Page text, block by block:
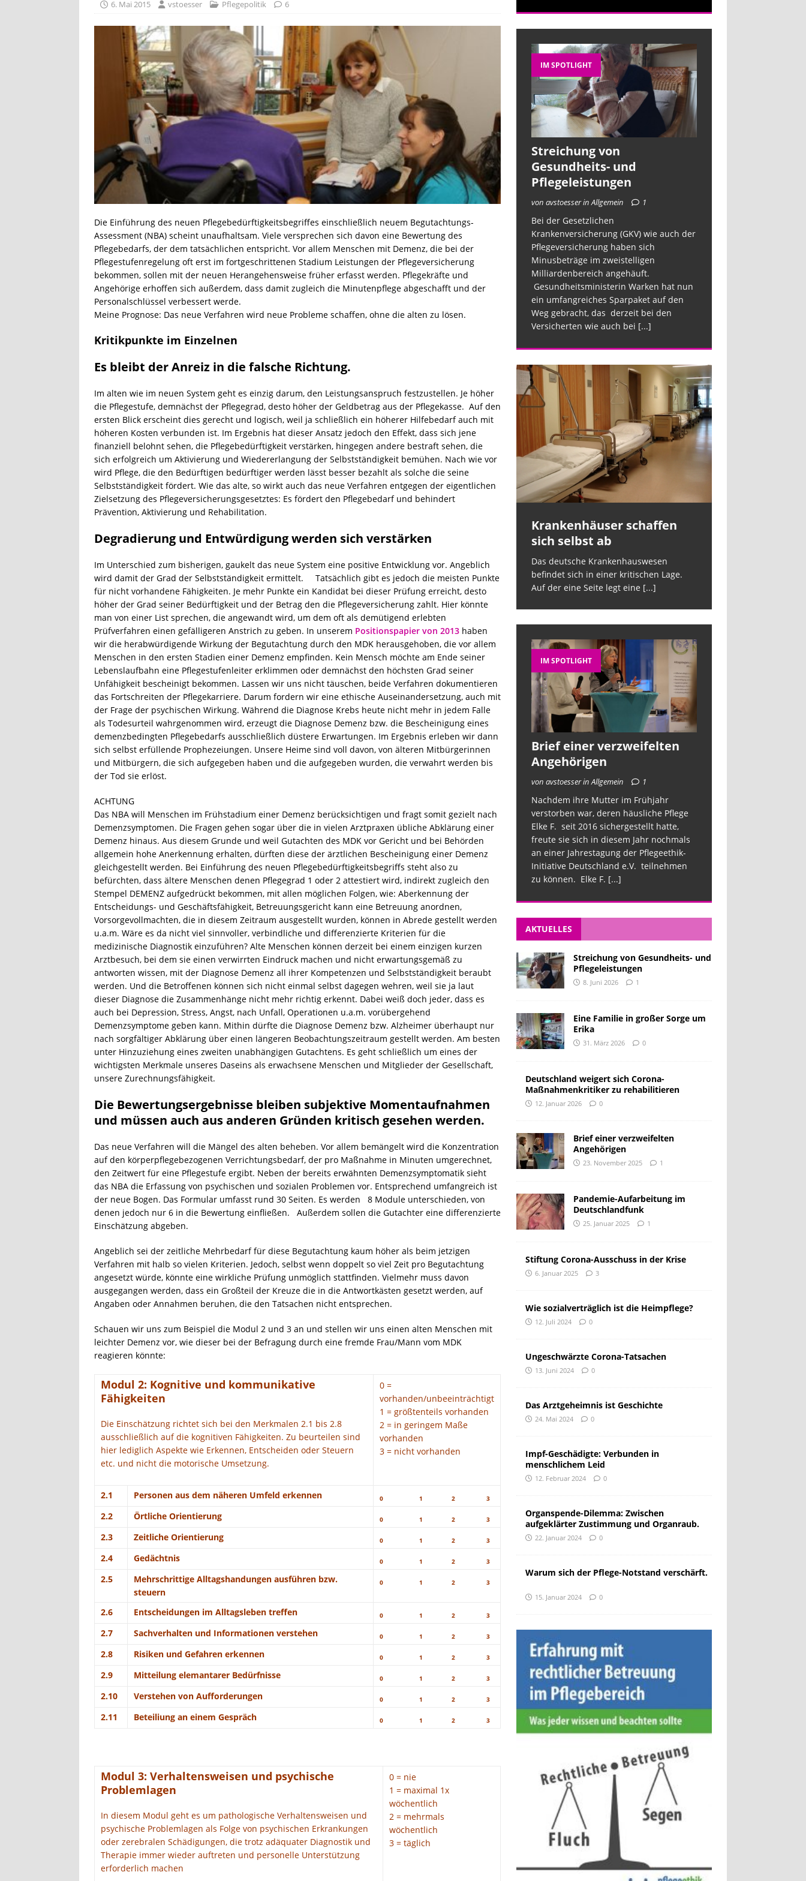
[ 23. November 2025 ]
Brief einer verzweifelten Angehörigen
ALLGEMEIN
[ 25. Januar 2025 ] Pandemie-Aufarbeitung im Deutschlandfunk
CORONAMASSNAHMEN
[ 22. September 2017 ] Gewalt in der Pflege – unter dem Deckmantel der Verschwiegenheit
GEWALT IN DER PFLEGE
6. Mai 2015 vstoesser Pflegepolitik 6
Die Einführung des neuen Pflegebedürftigkeitsbegriffes einschließlich neuem Begutachtungs-
Assessment (NBA) scheint unaufhaltsam. Viele versprechen sich davon eine Bewertung des
Pflegebedarfs, der dem tatsächlichen entspricht. Vor allem Menschen mit Demenz, die bei der
Pflegestufenregelung oft erst im fortgeschrittenen Stadium Leistungen der Pflegeversicherung
bekommen, sollen mit der neuen Herangehensweise früher erfasst werden. Pflegekräfte und
Angehörige erhoffen sich außerdem, dass damit zugleich die Minutenpflege abgeschafft und der
Personalschlüssel verbessert werde.
Meine Prognose: Das neue Verfahren wird neue Probleme schaffen, ohne die alten zu lösen.
Kritikpunkte im Einzelnen
Es bleibt der Anreiz in die falsche Richtung.
Im alten wie im neuen System geht es einzig darum, den Leistungsanspruch festzustellen. Je höher
die Pflegestufe, demnächst der Pflegegrad, desto höher der Geldbetrag aus der Pflegekasse. Auf den
ersten Blick erscheint dies gerecht und logisch, weil ja schließlich ein höherer Hilfebedarf auch mit
höheren Kosten verbunden ist. Im Ergebnis hat dieser Ansatz jedoch den Effekt, dass sich jene
finanziell belohnt sehen, die Pflegebedürftigkeit verstärken, hingegen andere bestraft sehen, die
sich erfolgreich um Aktivierung und Wiedererlangung der Selbstständigkeit bemühen. Nach wie vor
wird Pflege, die den Bedürftigen bedürftiger werden lässt besser bezahlt als solche die seine
Selbstständigkeit fördert. Wie das alte, so wirkt auch das neue Verfahren entgegen der eigentlichen
Zielsetzung des Pflegeversicherungsgesetztes: Es fördert den Pflegebedarf und behindert
Prävention, Aktivierung und Rehabilitation.
Degradierung und Entwürdigung werden sich verstärken
Im Unterschied zum bisherigen, gaukelt das neue System eine positive Entwicklung vor. Angeblich
wird damit der Grad der Selbstständigkeit ermittelt. Tatsächlich gibt es jedoch die meisten Punkte
für nicht vorhandene Fähigkeiten. Je mehr Punkte ein Kandidat bei dieser Prüfung erreicht, desto
höher der Grad seiner Bedürftigkeit und der Betrag den die Pflegeversicherung zahlt. Hier könnte
man von einer List sprechen, die angewandt wird, um dem oft als demütigend erlebten
Prüfverfahren einen gefälligeren Anstrich zu geben. In unserem Positionspapier von 2013 haben
wir die herabwürdigende Wirkung der Begutachtung durch den MDK herausgehoben, die vor allem
Menschen in den ersten Stadien einer Demenz empfinden. Kein Mensch möchte am Ende seiner
Lebenslaufbahn eine Pflegestufenleiter erklimmen oder demnächst den höchsten Grad seiner
Unfähigkeit bescheinigt bekommen. Lassen wir uns nicht täuschen, beide Verfahren dokumentieren
das Fortschreiten der Pflegekarriere. Darum fordern wir eine ethische Auseinandersetzung, auch mit
der Frage der psychischen Wirkung. Während die Diagnose Krebs heute nicht mehr in jedem Falle
als Todesurteil wahrgenommen wird, erzeugt die Diagnose Demenz bzw. die Bescheinigung eines
demenzbedingten Pflegebedarfs ausschließlich düstere Erwartungen. Im Ergebnis erleben wir dann
sich selbst erfüllende Prophezeiungen. Unsere Heime sind voll davon, von älteren Mitbürgerinnen
und Mitbürgern, die sich aufgegeben haben und die aufgegeben wurden, die verwahrt werden bis
der Tod sie erlöst.
ACHTUNG
Das NBA will Menschen im Frühstadium einer Demenz berücksichtigen und fragt somit gezielt nach
Demenzsymptomen. Die Fragen gehen sogar über die in vielen Arztpraxen übliche Abklärung einer
Demenz hinaus. Aus diesem Grunde und weil Gutachten des MDK vor Gericht und bei Behörden
allgemein hohe Anerkennung erhalten, dürften diese der ärztlichen Bescheinigung einer Demenz
gleichgestellt werden. Bei Einführung des neuen Pflegebedürftigkeitsbegriffs steht also zu
befürchten, dass ältere Menschen denen Pflegegrad 1 oder 2 attestiert wird, indirekt zugleich den
Stempel DEMENZ aufgedrückt bekommen, mit allen möglichen Folgen, wie: Aberkennung der
Entscheidungs- und Geschäftsfähigkeit, Betreuungsgericht kann eine Betreuung anordnen,
Vorsorgevollmachten, die in diesem Zeitraum ausgestellt wurden, können in Abrede gestellt werden
u.a.m. Wäre es da nicht viel sinnvoller, verbindliche und differenzierte Kriterien für die
medizinische Diagnostik einzuführen? Alte Menschen können derzeit bei einem einzigen kurzen
Arztbesuch, bei dem sie einen verwirrten Eindruck machen und nicht erwartungsgemäß zu
antworten wissen, mit der Diagnose Demenz all ihrer Kompetenzen und Selbstständigkeit beraubt
werden. Und die Betroffenen können sich nicht einmal selbst dagegen wehren, weil sie ja laut
dieser Diagnose die Zusammenhänge nicht mehr richtig erkennt. Dabei weiß doch jeder, dass es
auch bei Depression, Stress, Angst, nach Unfall, Operationen u.a.m. vorübergehend
Demenzsymptome geben kann. Mithin dürfte die Diagnose Demenz bzw. Alzheimer überhaupt nur
nach sorgfältiger Abklärung über einen längeren Beobachtungszeitraum gestellt werden. Am besten
unter Hinzuziehung eines zweiten unabhängigen Gutachtens. Es geht schließlich um eines der
wichtigsten Merkmale unseres Daseins als erwachsene Menschen und Mitglieder der Gesellschaft,
unsere Zurechnungsfähigkeit.
Die Bewertungsergebnisse bleiben subjektive Momentaufnahmen
und müssen auch aus anderen Gründen kritisch gesehen werden.
Das neue Verfahren will die Mängel des alten beheben. Vor allem bemängelt wird die Konzentration
auf den körperpflegebezogenen Verrichtungsbedarf, der pro Maßnahme in Minuten umgerechnet,
den Zeitwert für eine Pflegestufe ergibt. Neben der bereits erwähnten Demenzsymptomatik sieht
das NBA die Erfassung von psychischen und sozialen Problemen vor. Entsprechend umfangreich ist
der neue Bogen. Das Formular umfasst rund 30 Seiten. Es werden 8 Module unterschieden, von
denen jedoch nur 6 in die Bewertung einfließen. Außerdem sollen die Gutachter eine differenzierte
Einschätzung abgeben.
Angeblich sei der zeitliche Mehrbedarf für diese Begutachtung kaum höher als beim jetzigen
Verfahren mit halb so vielen Kriterien. Jedoch, selbst wenn doppelt so viel Zeit pro Begutachtung
angesetzt würde, könnte eine wirkliche Prüfung unmöglich stattfinden. Vielmehr muss davon
ausgegangen werden, dass ein Großteil der Kreuze die in die Antwortkästen gesetzt werden, auf
Angaben oder Annahmen beruhen, die den Tatsachen nicht entsprechen.
Schauen wir uns zum Beispiel die Modul 2 und 3 an und stellen wir uns einen alten Menschen mit
leichter Demenz vor, wie dieser bei der Befragung durch eine fremde Frau/Mann vom MDK
reagieren könnte:
Modul 2: Kognitive und kommunikative
Fähigkeiten
Die Einschätzung richtet sich bei den Merkmalen 2.1 bis 2.8
ausschließlich auf die kognitiven Fähigkeiten. Zu beurteilen sind
hier lediglich Aspekte wie Erkennen, Entscheiden oder Steuern
etc. und nicht die motorische Umsetzung.
0 =
vorhanden/unbeeinträchtigt
1 = größtenteils vorhanden
2 = in geringem Maße
vorhanden
3 = nicht vorhanden
2.1 Personen aus dem näheren Umfeld erkennen 0 1 2 3
2.2 Örtliche Orientierung 0 1 2 3
2.3 Zeitliche Orientierung 0 1 2 3
2.4 Gedächtnis 0 1 2 3
2.5
Mehrschrittige Alltagshandungen ausführen bzw.
steuern
0 1 2 3
2.6 Entscheidungen im Alltagsleben treffen 0 1 2 3
2.7 Sachverhalten und Informationen verstehen 0 1 2 3
2.8 Risiken und Gefahren erkennen 0 1 2 3
2.9 Mitteilung elemantarer Bedürfnisse 0 1 2 3
2.10 Verstehen von Aufforderungen 0 1 2 3
2.11 Beteiliung an einem Gespräch 0 1 2 3
Modul 3: Verhaltensweisen und psychische
Problemlagen
In diesem Modul geht es um pathologische Verhaltensweisen und
psychische Problemlagen als Folge von psychischen Erkrankungen
oder zerebralen Schädigungen, die trotz adäquater Diagnostik und
Therapie immer wieder auftreten und personelle Unterstützung
erforderlich machen
0 = nie
1 = maximal 1x
wöchentlich
2 = mehrmals
wöchentlich
3 = täglich
IM SPOTLIGHT
Streichung von
Gesundheits- und
Pflegeleistungen
von avstoesser in Allgemein 1
Bei der Gesetzlichen
Krankenversicherung (GKV) wie auch der
Pflegeversicherung haben sich
Minusbeträge im zweistelligen
Milliardenbereich angehäuft.
Gesundheitsministerin Warken hat nun
ein umfangreiches Sparpaket auf den
Weg gebracht, das derzeit bei den
Versicherten wie auch bei [...]
sich selbst ab
Das deutsche Krankenhauswesen
befindet sich in einer kritischen Lage.
Auf der eine Seite legt eine[...]
Krankenhäuser schaffen
sich selbst ab
Das deutsche Krankenhauswesen
befindet sich in einer kritischen Lage.
Auf der eine Seite legt eine [...]
IM SPOTLIGHT
Brief einer verzweifelten
Angehörigen
von avstoesser in Allgemein 1
Nachdem ihre Mutter im Frühjahr
verstorben war, deren häusliche Pflege
Elke F. seit 2016 sichergestellt hatte,
freute sie sich in diesem Jahr nochmals
an einer Jahrestagung der Pflegeethik-
Initiative Deutschland e.V. teilnehmen
zu können. Elke F. [...]
AKTUELLES
Streichung von Gesundheits- und
Pflegeleistungen
8. Juni 2026 1
Eine Familie in großer Sorge um
Erika
31. März 2026 0
Deutschland weigert sich Corona-
Maßnahmenkritiker zu rehabilitieren
12. Januar 2026 0
Brief einer verzweifelten
Angehörigen
23. November 2025 1
Pandemie-Aufarbeitung im
Deutschlandfunk
25. Januar 2025 1
Stiftung Corona-Ausschuss in der Krise
6. Januar 2025 3
Wie sozialverträglich ist die Heimpflege?
12. Juli 2024 0
Ungeschwärzte Corona-Tatsachen
13. Juni 2024 0
Das Arztgeheimnis ist Geschichte
24. Mai 2024 0
Impf-Geschädigte: Verbunden in
menschlichem Leid
12. Februar 2024 0
Organspende-Dilemma: Zwischen
aufgeklärter Zustimmung und Organraub.
22. Januar 2024 0
Warum sich der Pflege-Notstand verschärft.
15. Januar 2024 0